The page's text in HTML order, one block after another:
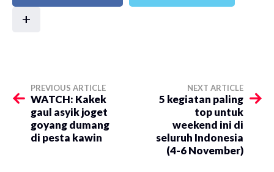
+
PREVIOUS ARTICLE
WATCH: Kakek
gaul asyik joget
goyang dumang
di pesta kawin
NEXT ARTICLE
5 kegiatan paling
top untuk
weekend ini di
seluruh Indonesia
(4-6 November)